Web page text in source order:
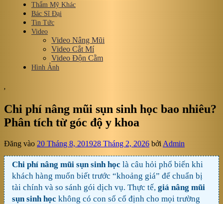
Thẩm Mỹ Khác
Bác Sĩ Đại
Tin Tức
Video
Video Nâng Mũi
Video Cắt Mí
Video Độn Cằm
Hình Ảnh
,
Chi phí nâng mũi sụn sinh học bao nhiêu?
Phân tích từ góc độ y khoa
Đăng vào 20 Tháng 8, 201928 Tháng 2, 2026 bởi Admin
Chi phí nâng mũi sụn sinh học là câu hỏi phổ biến khi
khách hàng muốn biết trước “khoảng giá” để chuẩn bị
tài chính và so sánh gói dịch vụ. Thực tế, giá nâng mũi
sụn sinh học không có con số cố định cho mọi trường